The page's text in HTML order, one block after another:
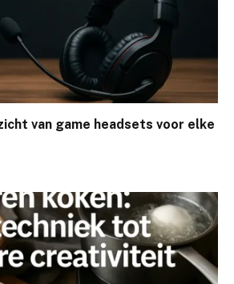
van game headsets voor elke